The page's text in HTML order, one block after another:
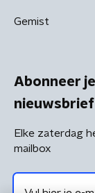
Gemist
Abonneer
nieuwsbrief
Elke zaterdag
mailbox